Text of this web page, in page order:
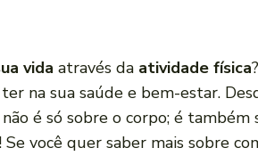
vida através da atividade física
na sua saúde e bem-estar.
é só sobre o corpo; é
você quer saber mais sobre